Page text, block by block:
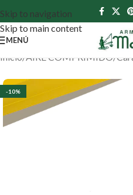
Skip to navigation
Skip to main content
MENÚ
Inicio/AIRE COMPRIMIDO/
-10%